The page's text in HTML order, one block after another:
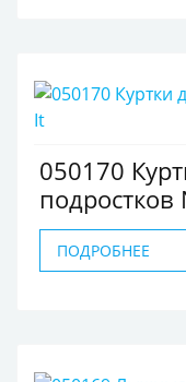
050170
подростков
ПОДРОБНЕЕ